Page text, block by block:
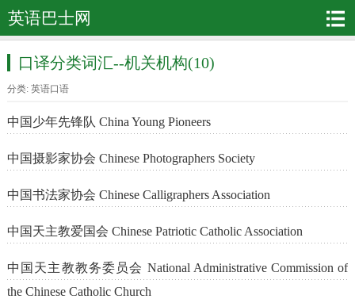
英语巴士网
口译分类词汇--机关机构(10)
分类: 英语口语
中国少年先锋队 China Young Pioneers
中国摄影家协会 Chinese Photographers Society
中国书法家协会 Chinese Calligraphers Association
中国天主教爱国会 Chinese Patriotic Catholic Association
中国天主教教务委员会 National Administrative Commission of
the Chinese Catholic Church